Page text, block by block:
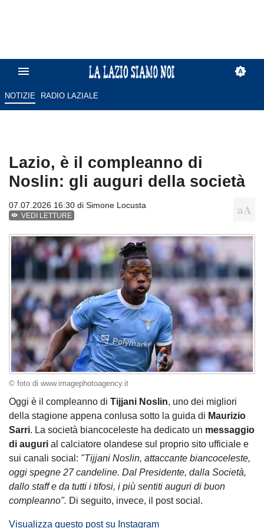
NOTIZIE RADIO LAZIALE
Lazio, è il compleanno di
Noslin: gli auguri della società
07.07.2026 16:30 di Simone Locusta
VEDI LETTURE
© foto di www.imagephotoagency.it
Oggi è il compleanno di Tijjani Noslin, uno dei migliori
della stagione appena conlusa sotto la guida di Maurizio
Sarri. La società biancoceleste ha dedicato un messaggio
di auguri al calciatore olandese sul proprio sito ufficiale e
sui canali social: "Tijjani Noslin, attaccante biancoceleste,
oggi spegne 27 candeline. Dal Presidente, dalla Società,
dallo staff e da tutti i tifosi, i più sentiti auguri di buon
compleanno". Di seguito, invece, il post social.
Visualizza questo post su Instagram